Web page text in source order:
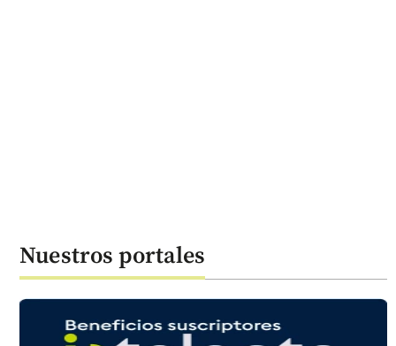
Nuestros portales